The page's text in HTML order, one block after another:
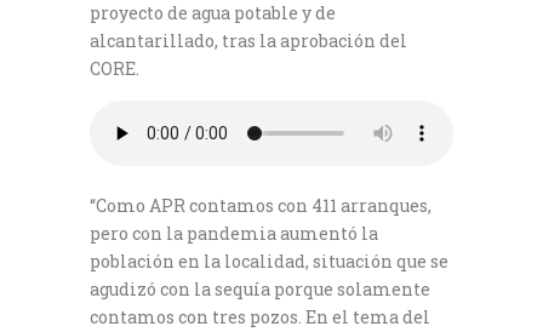
proyecto de agua potable y de
alcantarillado, tras la aprobación del
CORE.
“Como APR contamos con 411 arranques,
pero con la pandemia aumentó la
población en la localidad, situación que se
agudizó con la sequía porque solamente
contamos con tres pozos. En el tema del